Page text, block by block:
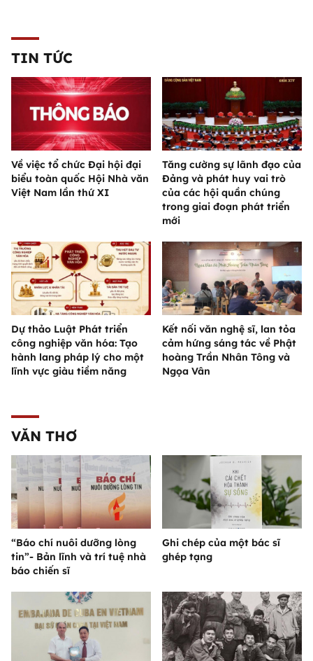
TIN TỨC
Về việc tổ chức Đại hội đại
biểu toàn quốc Hội Nhà văn
Việt Nam lần thứ XI
Tăng cường sự lãnh đạo của
Đảng và phát huy vai trò
của các hội quần chúng
trong giai đoạn phát triển
mới
Dự thảo Luật Phát triển
công nghiệp văn hóa: Tạo
hành lang pháp lý cho một
lĩnh vực giàu tiềm năng
Kết nối văn nghệ sĩ, lan tỏa
cảm hứng sáng tác về Phật
hoàng Trần Nhân Tông và
Ngọa Vân
VĂN THƠ
“Báo chí nuôi dưỡng lòng
tin”- Bản lĩnh và trí tuệ nhà
báo chiến sĩ
Ghi chép của một bác sĩ
ghép tạng